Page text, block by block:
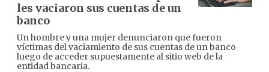
les vaciaron sus cuentas de un
banco
Un hombre y una mujer denunciaron que fueron
víctimas del vaciamiento de sus cuentas de un banco
luego de acceder supuestamente al sitio web de la
entidad bancaria.